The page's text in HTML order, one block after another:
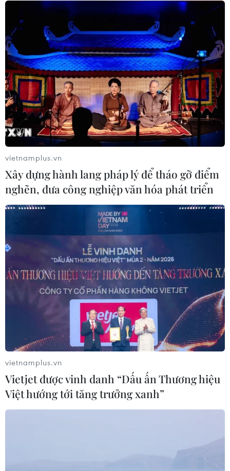
vietnamplus.vn
Xây dựng hành lang pháp lý để tháo gỡ điểm
nghẽn, đưa công nghiệp văn hóa phát triển
vietnamplus.vn
Vietjet được vinh danh “Dấu ấn Thương hiệu
Việt hướng tới tăng trưởng xanh”